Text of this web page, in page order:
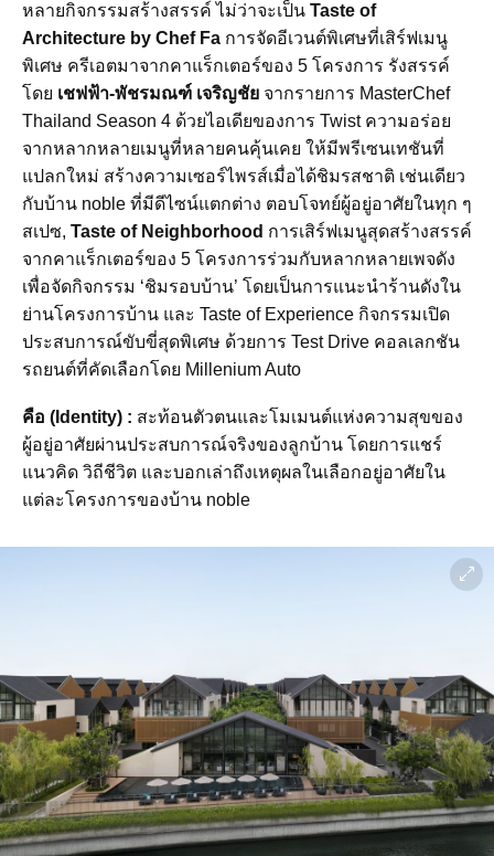
หลายกิจกรรมสร้างสรรค์ ไม่ว่าจะเป็น Taste of
Architecture by Chef Fa การจัดอีเวนต์พิเศษที่เสิร์ฟเมนู
พิเศษ ครีเอตมาจากคาแร็กเตอร์ของ 5 โครงการ รังสรรค์
โดย เชฟฟ้า-พัชรมณฑ์ เจริญชัย จากรายการ MasterChef
Thailand Season 4 ด้วยไอเดียของการ Twist ความอร่อย
จากหลากหลายเมนูที่หลายคนคุ้นเคย ให้มีพรีเซนเทชันที่
แปลกใหม่ สร้างความเซอร์ไพรส์เมื่อได้ชิมรสชาติ เช่นเดียว
กับบ้าน noble ที่มีดีไซน์แตกต่าง ตอบโจทย์ผู้อยู่อาศัยในทุก ๆ
สเปซ, Taste of Neighborhood การเสิร์ฟเมนูสุดสร้างสรรค์
จากคาแร็กเตอร์ของ 5 โครงการร่วมกับหลากหลายเพจดัง
เพื่อจัดกิจกรรม ‘ชิมรอบบ้าน’ โดยเป็นการแนะนำร้านดังใน
ย่านโครงการบ้าน และ Taste of Experience กิจกรรมเปิด
ประสบการณ์ขับขี่สุดพิเศษ ด้วยการ Test Drive คอลเลกชัน
รถยนต์ที่คัดเลือกโดย Millenium Auto
คือ (Identity) : สะท้อนตัวตนและโมเมนต์แห่งความสุขของ
ผู้อยู่อาศัยผ่านประสบการณ์จริงของลูกบ้าน โดยการแชร์
แนวคิด วิถีชีวิต และบอกเล่าถึงเหตุผลในเลือกอยู่อาศัยใน
แต่ละโครงการของบ้าน noble